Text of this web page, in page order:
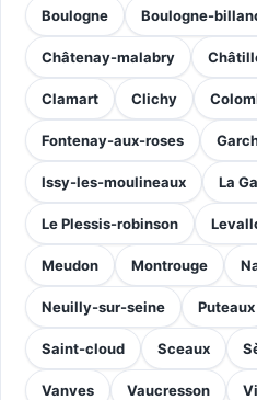
Boulogne Boulogne-
Châtenay-malabry
Clamart Clichy
Fontenay-aux-roses
Issy-les-moulineaux La
Le Plessis-robinson
Meudon Montrouge
Neuilly-sur-seine Puteaux
Saint-cloud Sceaux
Vanves Vaucresson